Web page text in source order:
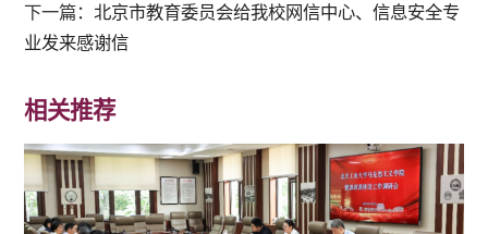
下一篇：北京市教育委员会给我校网信中心、信息安全专
业发来感谢信
相关推荐